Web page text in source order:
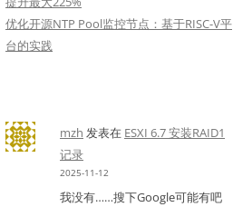
优化开源NTP Pool监控节点：基于RISC-V平
台的实践
mzh 发表在 ESXI 6.7 安装RAID1
记录
2025-11-12
我没有……搜下Google可能有吧